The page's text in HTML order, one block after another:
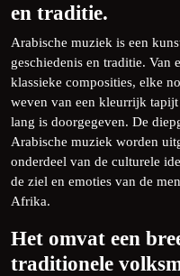
en traditie.
Arabische muziek is een
geschiedenis en traditie. Van
klassieke composities, elke
weven van een kleurrijk
lang is doorgegeven. De
Arabische muziek worden
onderdeel van de culturele
de ziel en emoties van de
Afrika.
Het omvat een
traditionele